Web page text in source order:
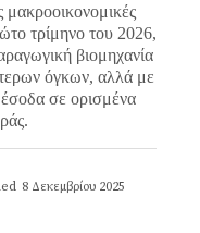
τρίμηνο του 2026,
βιομηχανία
όγκων, αλλά με
σε ορισμένα
8 Δεκεμβρίου 2025